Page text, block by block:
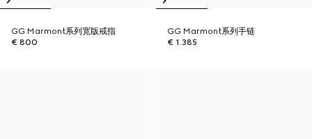
GG Marmont系列宽版戒指
€ 800
GG Marmont系列手链
€ 1.385